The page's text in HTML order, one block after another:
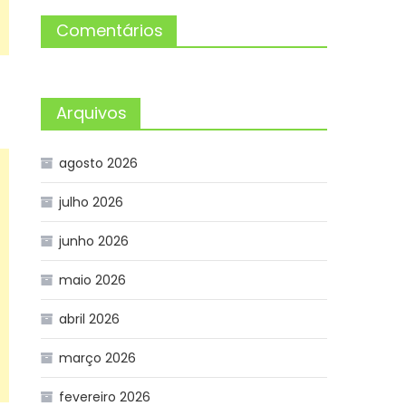
Comentários
Arquivos
agosto 2026
julho 2026
junho 2026
maio 2026
abril 2026
março 2026
fevereiro 2026